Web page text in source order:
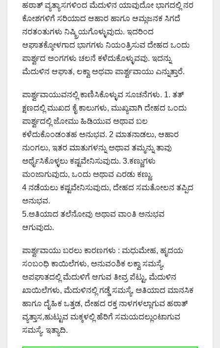
ಹಠಾತ್ ವ್ಯತ್ಯಾಸಗಳಿಂದ ಮೆದುಳಿನ ಯಾವುದೋ ಭಾಗದಲ್ಲಿ ನರ
ಕೋಶಗಳಿಗೆ ಸರಿಯಾದ ಆಹಾರ ಹಾಗೂ ಆಮ್ಲಜನಕ ಸಿಗದೆ
ನರತಂತುಗಳು ನಿಷ್ಕ್ರಿಯಗೊಳ್ಳುವುದು. ಇದರಿಂದ
ಆಘಾತಕ್ಕೋಳಗಾದ ಭಾಗಗಳು ನಿಯಂತ್ರಿಸುವ ದೇಹದ ಒಂದು
ಪಾರ್ಶ್ವದ ಅಂಗಗಳು ಚಲನೆ ಕಳೆದುಕೊಳ್ಳುವವು. ಇದನ್ನು
ಮೆದುಳಿನ ಆಘಾತ, ಲಕ್ವಾ ಅಥವಾ ಪಾರ್ಶ್ವವಾಯು ಎನ್ನುತ್ತಾರೆ.
ಪಾರ್ಶ್ವವಾಯುವನಲ್ಲಿ ಕಾಣಿಸಿಕೊಳ್ಳುವ ಸೂಚನೆಗಳು. 1. ತತ್
ಕ್ಷಣದಲ್ಲಿ ಮುಖದ ಕೈ ಕಾಲುಗಳು, ಮುಖ್ಯವಾಗಿ ದೇಹದ ಒಂದು
ಪಾರ್ಶ್ವದಲ್ಲಿ ಜೋಮು ಹಿಡಿಯುವ ಅಥಾವ ಬಲ
ಕಳೆದುಕೊಂಡಂತಹ ಅನುಭವ. 2 ಮಾತನಾಡಲು, ಆಹಾರ
ನುಂಗಲು, ಇತರ ಮಾತುಗಳನ್ನು ಅಥಾವ ತಮ್ಮನ್ನು ತಾವು
ಅರ್ಥೈಸಿಕೊಳ್ಳಲು ಕಷ್ಟವೇನಿಸುವುದು. 3.ಕಣ್ಣುಗಳು
ಮಂಜಾಗುವುದು, ಒಂದು ಅಥಾವ ಎರಡು ಕಣ್ಣು.
4 ನಡೆಯಲು ಕಷ್ಟವೇನಿಸುವುದು, ದೇಹದ ಸಮತೋಲನ ತಪ್ಪಿದ
ಅನುಭವ.
5.ಅತಿಯಾದ ತಲೆನೋವು ಅಥಾವ ವಾಂತಿ ಅನುಭವ
ಆಗುವುದು.
ಪಾರ್ಶ್ವವಾಯು ಬರಲು ಕಾರಣಗಳು : ಮಧುಮೇಹ, ಹೃದಯ
ಸಂಬಂಧಿ ಕಾಯಿಲೆಗಳು, ಅನುವಂಶಿಕ ಲಕ್ವಾ ಸಮಸ್ಯೆ,
ಅಪಘಾತದಲ್ಲಿ ಮೆದುಳಿಗೆ ಆಗುವ ತೀವ್ರ ಪೆಟ್ಟು, ಮೆದುಳಿನ
ಖಾಯಿಲೆಗಳು, ಮೆದುಳಿನಲ್ಲಿ ಗಡ್ಡೆ ಸಮಸ್ಯೆ, ಅತಿಯಾದ ಮಾನಸಿಕ
ಹಾಗೂ ದೈಹಿಕ ಒತ್ತಡ, ದೇಹದ ರಕ್ತ ನಾಳಗಳಲ್ಲಾಗುವ ಹಠಾತ್
ವ್ಯತ್ತಾಸ,ಹುಟ್ಟುವ ಮಕ್ಕಳಲ್ಲಿ ಹೆರಿಗೆ ಸಮಯದಲ್ಲುಂಟಾಗುವ
ಸಮಸ್ಯೆ. ಇತ್ಯಾದಿ.